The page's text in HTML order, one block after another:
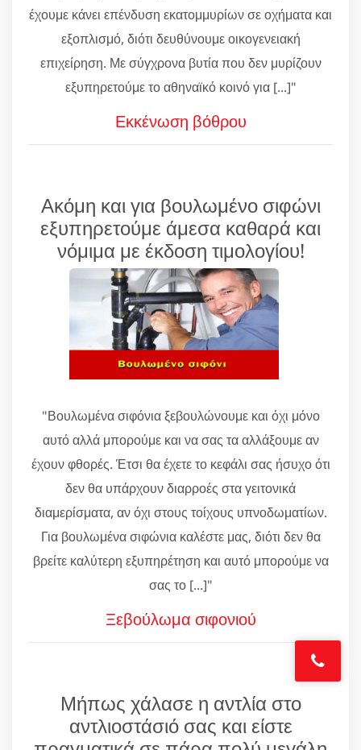
έχουμε κάνει επένδυση εκατομμυρίων σε οχήματα και
εξοπλισμό, διότι δευθύνουμε οικογενειακή
επιχείρηση. Με σύγχρονα βυτία που δεν μυρίζουν
εξυπηρετούμε το αθηναϊκό κοινό για [...]"
Εκκένωση βόθρου
Ακόμη και για βουλωμένο σιφώνι
εξυπηρετούμε άμεσα καθαρά και
νόμιμα με έκδοση τιμολογίου!
"Βουλωμένα σιφόνια ξεβουλώνουμε και όχι μόνο
αυτό αλλά μπορούμε και να σας τα αλλάξουμε αν
έχουν φθορές. Έτσι θα έχετε το κεφάλι σας ήσυχο ότι
δεν θα υπάρχουν διαρροές στα γειτονικά
διαμερίσματα, αν όχι στους τοίχους υπνοδωματίων.
Για βουλωμένα σιφώνια καλέστε μας, διότι δεν θα
βρείτε καλύτερη εξυπηρέτηση και αυτό μπορούμε να
σας το [...]"
Ξεβούλωμα σιφονιού
Μήπως χάλασε η αντλία στο
αντλιοστάσιό σας και είστε